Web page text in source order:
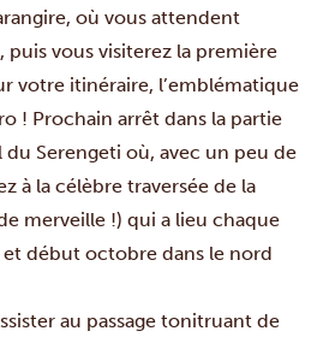
où vous attendent
puis vous visiterez la première
votre itinéraire, l’emblématique
! Prochain arrêt dans la partie
Serengeti où, avec un peu de
à la célèbre traversée de la
merveille !) qui a lieu chaque
début octobre dans le nord
au passage tonitruant de